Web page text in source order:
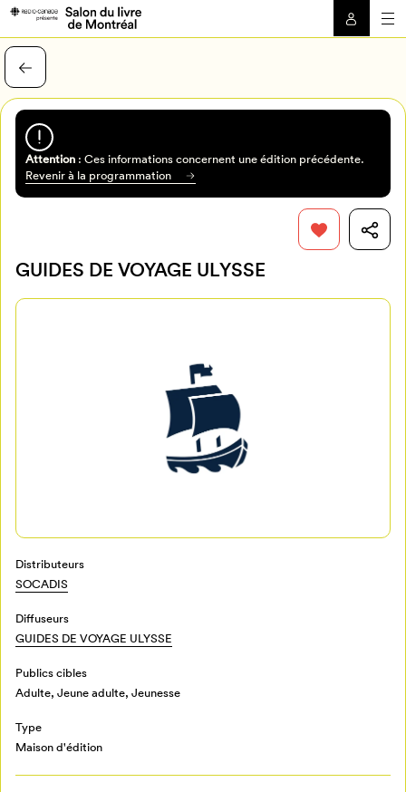
Mon Salon
Programmation
Billetterie
Attention: Ces informations concernent une édition précédente.
Revenir à la programmation
GUIDES DE VOYAGE ULYSSE
Distributeurs
SOCADIS
Diffuseurs
GUIDES DE VOYAGE ULYSSE
Publics cibles
Adulte,Jeune adulte,Jeunesse
Type
Maison d'édition
Pour enregistrer vos favoris,
connectez-vous ou créez votre profil